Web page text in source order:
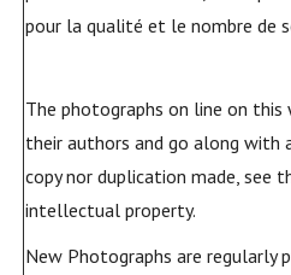
pour la qualité et le nombre de
The photographs on line on
their authors and go along with
copy nor duplication made, see
intellectual property.
New Photographs are regularly